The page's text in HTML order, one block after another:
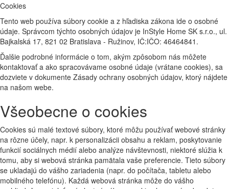
Cookies
Tento web používa súbory cookie a z hľadiska zákona ide o osobné
údaje. Správcom týchto osobných údajov je InStyle Home SK s.r.o., ul.
Bajkalská 17, 821 02 Bratislava - Ružinov, IČ:IČO: 46464841.
Ďalšie podrobné informácie o tom, akým zpôsobom nás môžete
kontaktovať a ako spracovávame osobné údaje (vrátane cookies), sa
dozviete v dokumente Zásady ochrany osobných údajov, ktorý nájdete
na našom webe.
Všeobecne o cookies
Cookies sú malé textové súbory, ktoré môžu používať webové stránky
na rôzne účely, napr. k personalizácii obsahu a reklam, poskytovanie
funkcií sociálnych médií alebo analýze návštevnosti, niektoré slúžia k
tomu, aby si webová stránka pamätala vaše preferencie. Tieto súbory
se ukladajú do vášho zariadenia (napr. do počítača, tabletu alebo
mobilného telefónu). Každá webová stránka môže do vášho